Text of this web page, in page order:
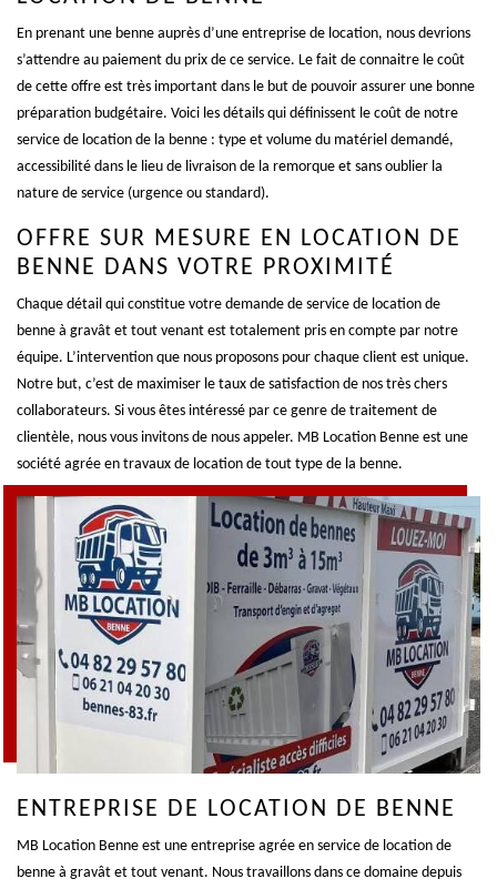
En prenant une benne auprès d’une entreprise de location, nous devrions
s’attendre au paiement du prix de ce service. Le fait de connaitre le coût
de cette offre est très important dans le but de pouvoir assurer une bonne
préparation budgétaire. Voici les détails qui définissent le coût de notre
service de location de la benne : type et volume du matériel demandé,
accessibilité dans le lieu de livraison de la remorque et sans oublier la
nature de service (urgence ou standard).
OFFRE SUR MESURE EN LOCATION DE
BENNE DANS VOTRE PROXIMITÉ
Chaque détail qui constitue votre demande de service de location de
benne à gravât et tout venant est totalement pris en compte par notre
équipe. L’intervention que nous proposons pour chaque client est unique.
Notre but, c’est de maximiser le taux de satisfaction de nos très chers
collaborateurs. Si vous êtes intéressé par ce genre de traitement de
clientèle, nous vous invitons de nous appeler. MB Location Benne est une
société agrée en travaux de location de tout type de la benne.
ENTREPRISE DE LOCATION DE BENNE
MB Location Benne est une entreprise agrée en service de location de
benne à gravât et tout venant. Nous travaillons dans ce domaine depuis